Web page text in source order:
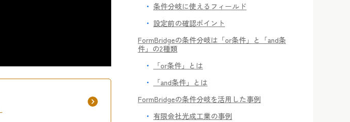
条件分岐に使えるフィールド
設定前の確認ポイント
FormBridgeの条件分岐は「or条件」と「and条
件」の2種類
「or条件」とは
「and条件」とは
FormBridgeの条件分岐を活用した事例
有限会社光成工業の事例